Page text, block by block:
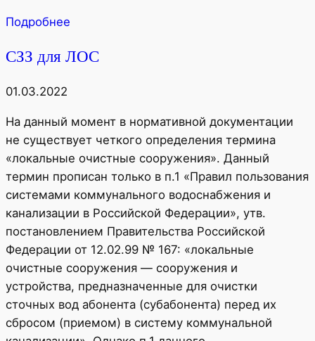
Подробнее
СЗЗ для ЛОС
01.03.2022
На данный момент в нормативной документации
не существует четкого определения термина
«локальные очистные сооружения». Данный
термин прописан только в п.1 «Правил пользования
системами коммунального водоснабжения и
канализации в Российской Федерации», утв.
постановлением Правительства Российской
Федерации от 12.02.99 № 167: «локальные
очистные сооружения — сооружения и
устройства, предназначенные для очистки
сточных вод абонента (субабонента) перед их
сбросом (приемом) в систему коммунальной